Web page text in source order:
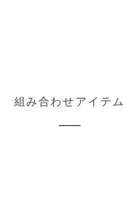
組み合わせアイテム